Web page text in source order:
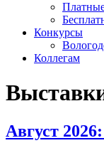
Конкурсы
Коллегам
Август